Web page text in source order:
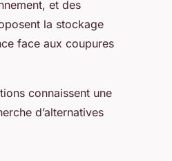
et des
la stockage
face aux coupures
connaissent une
d’alternatives